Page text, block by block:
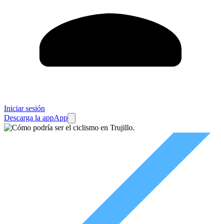
Iniciar sesión
Descarga la appApp